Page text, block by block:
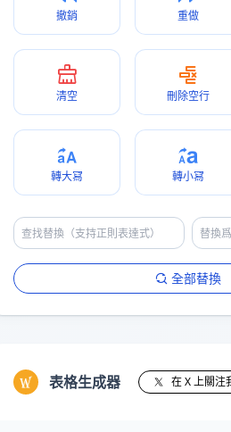
撤銷 重做
清空 刪除空行
轉大冩 轉小冩
全部替換
表格生成器 在 X 上關注